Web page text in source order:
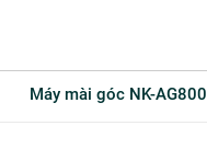
Máy mài góc NK-AG800